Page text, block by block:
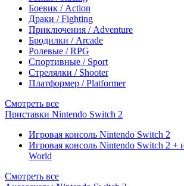
Боевик / Action
Драки / Fighting
Приключения / Adventure
Бродилки / Arcade
Ролевые / RPG
Спортивные / Sport
Стрелялки / Shooter
Платформер / Platformer
Смотреть все
Приставки Nintendo Switch 2
Игровая консоль Nintendo Switch 2
Игровая консоль Nintendo Switch 2 +
World
Смотреть все